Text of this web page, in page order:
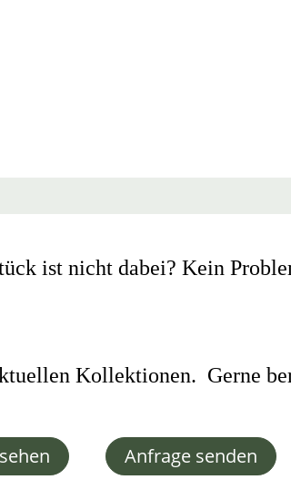
ist nicht dabei? Kein
Kollektionen.  Gerne
Anfrage senden